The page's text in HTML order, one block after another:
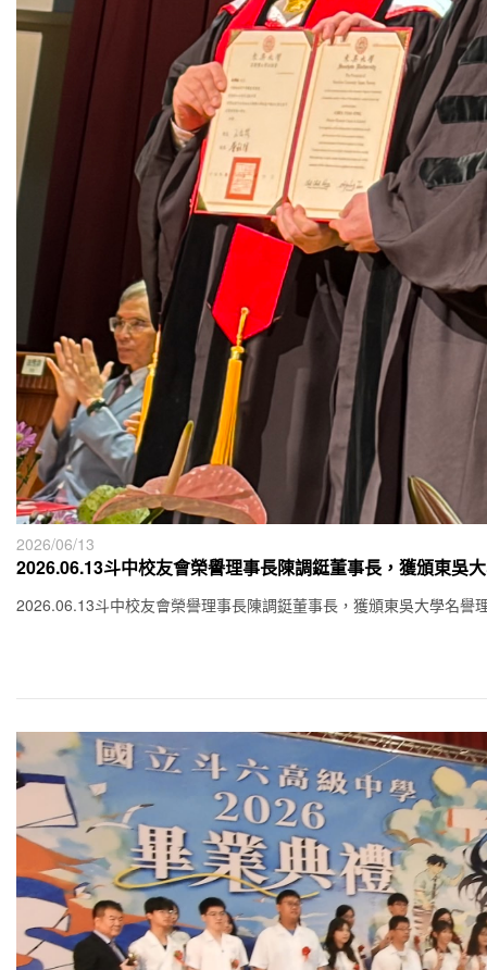
2026/06/13
2026.06.13斗中校友會榮譽理事長陳調鋌董事長，獲頒東吳
2026.06.13斗中校友會榮譽理事長陳調鋌董事長，獲頒東吳大學名譽